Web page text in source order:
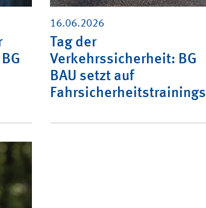
16.06.2026
Tag der
Verkehrssicherheit: BG
BAU setzt auf
Fahrsicherheitstrainings